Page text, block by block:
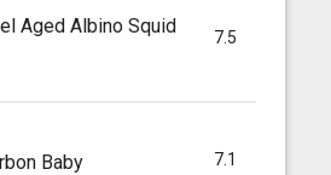
Aged Albino Squid
7.5
Baby 7.1